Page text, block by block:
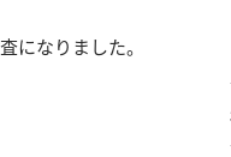
になりました。